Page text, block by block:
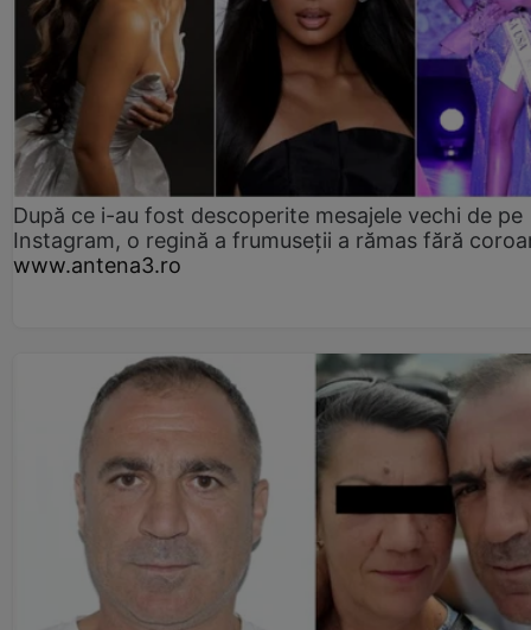
După ce i-au fost descoperite mesajele vechi de pe
Instagram, o regină a frumuseții a rămas fără
www.antena3.ro